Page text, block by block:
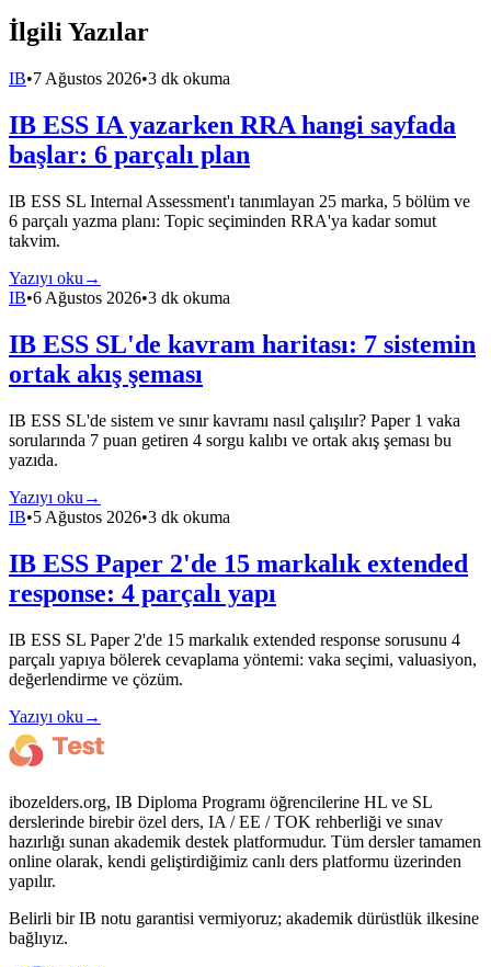
İlgili Yazılar
IB•7 Ağustos 2026•3 dk okuma
IB ESS IA yazarken RRA hangi sayfada
başlar: 6 parçalı plan
IB ESS SL Internal Assessment'ı tanımlayan 25 marka, 5 bölüm ve
6 parçalı yazma planı: Topic seçiminden RRA'ya kadar somut
takvim.
Yazıyı oku →
IB•6 Ağustos 2026•3 dk okuma
IB ESS SL'de kavram haritası: 7 sistemin
ortak akış şeması
IB ESS SL'de sistem ve sınır kavramı nasıl çalışılır? Paper 1 vaka
sorularında 7 puan getiren 4 sorgu kalıbı ve ortak akış şeması bu
yazıda.
Yazıyı oku →
IB•5 Ağustos 2026•3 dk okuma
IB ESS Paper 2'de 15 markalık extended
response: 4 parçalı yapı
IB ESS SL Paper 2'de 15 markalık extended response sorusunu 4
parçalı yapıya bölerek cevaplama yöntemi: vaka seçimi, valuasiyon,
değerlendirme ve çözüm.
Yazıyı oku →
ibozelders.org, IB Diploma Programı öğrencilerine HL ve SL
derslerinde birebir özel ders, IA / EE / TOK rehberliği ve sınav
hazırlığı sunan akademik destek platformudur. Tüm dersler tamamen
online olarak, kendi geliştirdiğimiz canlı ders platformu üzerinden
yapılır.
Belirli bir IB notu garantisi vermiyoruz; akademik dürüstlük ilkesine
bağlıyız.